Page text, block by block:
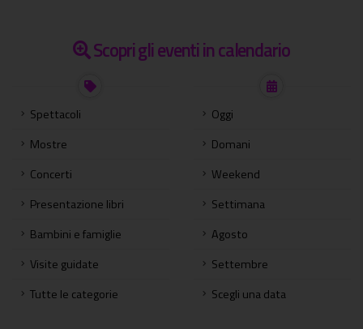
Scopri gli eventi in calendario
Spettacoli
Mostre
Concerti
Presentazione libri
Bambini e famiglie
Visite guidate
Tutte le categorie
Oggi
Domani
Weekend
Settimana
Agosto
Settembre
Scegli una data